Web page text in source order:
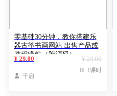
零基础30分钟，教你搭建乐
器古筝书画网站 出售产品或
教程赚钱（附源码）
¥ 29.00
¥ 29.00
 千启
 1课时